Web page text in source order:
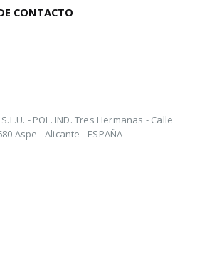
CONTACTO
S.L.U. - POL. IND. Tres Hermanas - Calle
Aspe - Alicante - ESPAÑA